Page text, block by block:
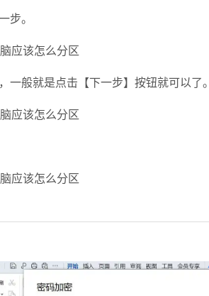
步。
般就是点击【下一步】按钮就可以了。